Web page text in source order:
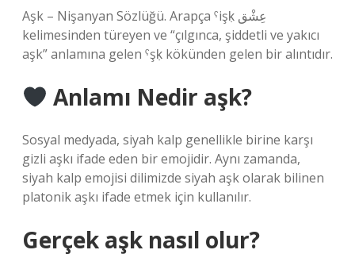
Aşk – Nişanyan Sözlüğü. Arapça ˁişḳ عِشْق
kelimesinden türeyen ve “çılgınca, şiddetli ve yakıcı
aşk” anlamına gelen ˁşḳ kökünden gelen bir alıntıdır.
Anlamı Nedir aşk?
Sosyal medyada, siyah kalp genellikle birine karşı
gizli aşkı ifade eden bir emojidir. Aynı zamanda,
siyah kalp emojisi dilimizde siyah aşk olarak bilinen
platonik aşkı ifade etmek için kullanılır.
Gerçek aşk nasıl olur?